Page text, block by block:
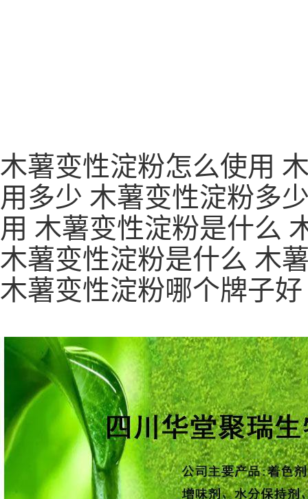
木薯变性淀粉怎么使用
用多少 木薯变性淀粉多
用 木薯变性淀粉是什么
木薯变性淀粉是什么 木
木薯变性淀粉哪个牌子好